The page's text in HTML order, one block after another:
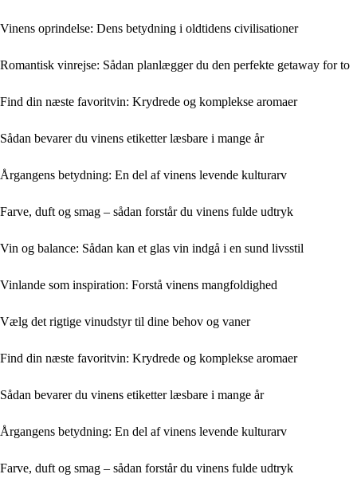
Vinens oprindelse: Dens betydning i oldtidens civilisationer
Romantisk vinrejse: Sådan planlægger du den perfekte getaway for to
Find din næste favoritvin: Krydrede og komplekse aromaer
Sådan bevarer du vinens etiketter læsbare i mange år
Årgangens betydning: En del af vinens levende kulturarv
Farve, duft og smag – sådan forstår du vinens fulde udtryk
Vin og balance: Sådan kan et glas vin indgå i en sund livsstil
Vinlande som inspiration: Forstå vinens mangfoldighed
Vælg det rigtige vinudstyr til dine behov og vaner
Find din næste favoritvin: Krydrede og komplekse aromaer
Sådan bevarer du vinens etiketter læsbare i mange år
Årgangens betydning: En del af vinens levende kulturarv
Farve, duft og smag – sådan forstår du vinens fulde udtryk